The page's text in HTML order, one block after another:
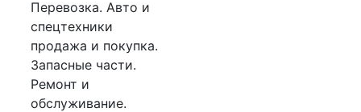
Перевозка. Авто и
спецтехники
продажа и покупка.
Запасные части.
Ремонт и
обслуживание.